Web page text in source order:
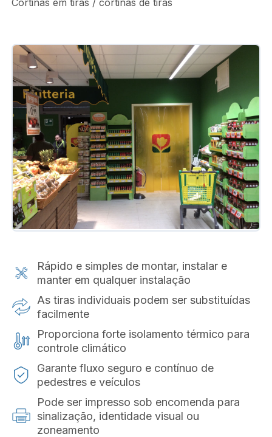
Cortinas em tiras / cortinas de tiras
Rápido e simples de montar, instalar e
manter em qualquer instalação
As tiras individuais podem ser substituídas
facilmente
Proporciona forte isolamento térmico para
controle climático
Garante fluxo seguro e contínuo de
pedestres e veículos
Pode ser impresso sob encomenda para
sinalização, identidade visual ou
zoneamento